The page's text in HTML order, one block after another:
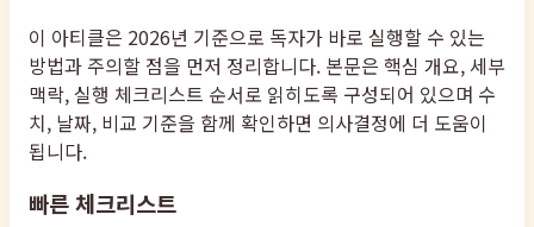
이 아티클은 2026년 기준으로 독자가 바로 실행할 수 있는
방법과 주의할 점을 먼저 정리합니다. 본문은 핵심 개요, 세부
맥락, 실행 체크리스트 순서로 읽히도록 구성되어 있으며 수
치, 날짜, 비교 기준을 함께 확인하면 의사결정에 더 도움이
됩니다.
빠른 체크리스트